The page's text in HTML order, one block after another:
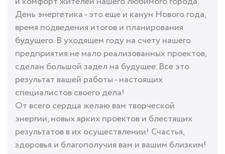
День энергетика - это еще и канун Нового года,
время подведения итогов и планирования
будущего. В уходящем году на счету нашего
предприятия не мало реализованных проектов,
сделан большой задел на будущее. Все это
результат вашей работы - настоящих
специалистов своего дела!
От всего сердца желаю вам творческой
энергии, новых ярких проектов и блестящих
результатов в их осуществлении! Счастья,
здоровья и благополучия вам и вашим близким!